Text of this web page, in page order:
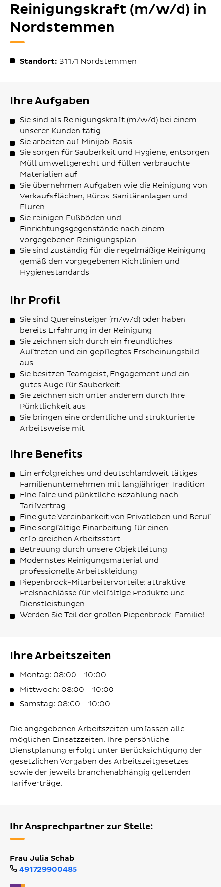
Reinigungskraft (m/w/d) in
Nordstemmen
Standort: 31171 Nordstemmen
Ihre Aufgaben
Sie sind als Reinigungskraft (m/w/d) bei einem
unserer Kunden tätig
Sie arbeiten auf Minijob-Basis
Sie sorgen für Sauberkeit und Hygiene, entsorgen
Müll umweltgerecht und füllen verbrauchte
Materialien auf
Sie übernehmen Aufgaben wie die Reinigung von
Verkaufsflächen, Büros, Sanitäranlagen und
Fluren
Sie reinigen Fußböden und
Einrichtungsgegenstände nach einem
vorgegebenen Reinigungsplan
Sie sind zuständig für die regelmäßige Reinigung
gemäß den vorgegebenen Richtlinien und
Hygienestandards
Ihr Profil
Sie sind Quereinsteiger (m/w/d) oder haben
bereits Erfahrung in der Reinigung
Sie zeichnen sich durch ein freundliches
Auftreten und ein gepflegtes Erscheinungsbild
aus
Sie besitzen Teamgeist, Engagement und ein
gutes Auge für Sauberkeit
Sie zeichnen sich unter anderem durch Ihre
Pünktlichkeit aus
Sie bringen eine ordentliche und strukturierte
Arbeitsweise mit
Ihre Benefits
Ein erfolgreiches und deutschlandweit tätiges
Familienunternehmen mit langjähriger Tradition
Eine faire und pünktliche Bezahlung nach
Tarifvertrag
Eine gute Vereinbarkeit von Privatleben und Beruf
Eine sorgfältige Einarbeitung für einen
erfolgreichen Arbeitsstart
Betreuung durch unsere Objektleitung
Modernstes Reinigungsmaterial und
professionelle Arbeitskleidung
Piepenbrock-Mitarbeitervorteile: attraktive
Preisnachlässe für vielfältige Produkte und
Dienstleistungen
Werden Sie Teil der großen Piepenbrock-Familie!
Ihre Arbeitszeiten
Montag: 08:00 - 10:00
Mittwoch: 08:00 - 10:00
Samstag: 08:00 - 10:00
Die angegebenen Arbeitszeiten umfassen alle
möglichen Einsatzzeiten. Ihre persönliche
Dienstplanung erfolgt unter Berücksichtigung der
gesetzlichen Vorgaben des Arbeitszeitgesetzes
sowie der jeweils branchenabhängig geltenden
Tarifverträge.
Ihr Ansprechpartner zur Stelle:
Frau Julia Schab
491729900485